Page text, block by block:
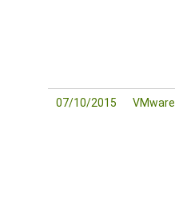
07/10/2015 VMware